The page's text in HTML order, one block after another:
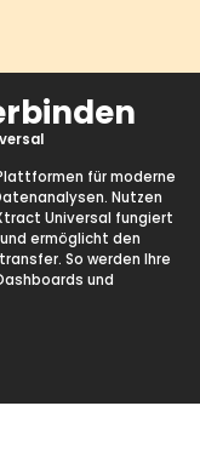
für moderne
Nutzen
Universal fungiert
ermöglicht den
So werden Ihre
und